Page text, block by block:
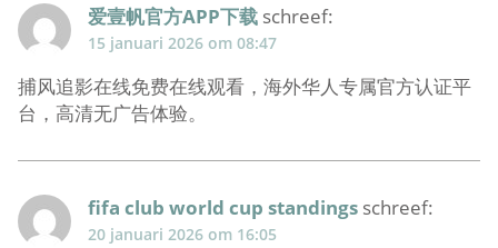
爱壹帆官方APP下载 schreef:
15 januari 2026 om 08:47
捕风追影在线免费在线观看，海外华人专属官方认证平
台，高清无广告体验。
fifa club world cup standings schreef:
20 januari 2026 om 16:05